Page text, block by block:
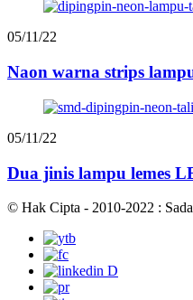
05/11/22
Naon warna strips
05/11/22
Dua jinis lampu lemes
© Hak Cipta - 2010-2022 :